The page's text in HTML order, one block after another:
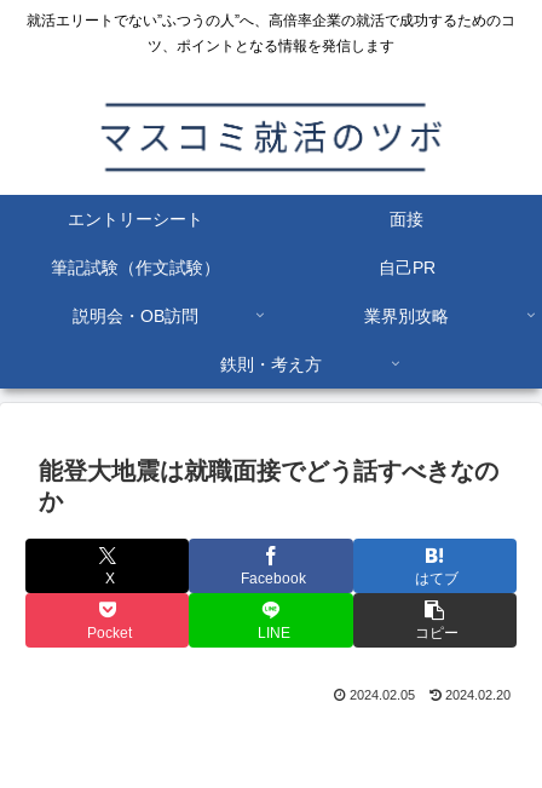
就活エリートでない”ふつうの人”へ、高倍率企業の就活で成功するためのコ
ツ、ポイントとなる情報を発信します
エントリーシート 面接
筆記試験（作文試験） 自己PR
説明会・OB訪問 業界別攻略
鉄則・考え方
能登大地震は就職面接でどう話すべきなの
か
X Facebook はてブ
Pocket LINE コピー
2024.02.05 2024.02.20